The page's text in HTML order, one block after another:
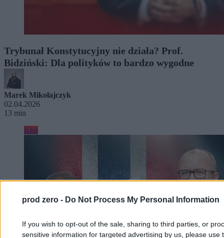
prod zero - Do Not Process My Personal Information
If you wish to opt-out of the sale, sharing to third parties, or
sensitive information for targeted advertising by us, please use
Trybunał Konstytucyjny nie działa? Prof.
Bidziński: Dla polityków to bardzo wygodne
Marek Mikołajczyk
02.04.2026
13 min
Kraj